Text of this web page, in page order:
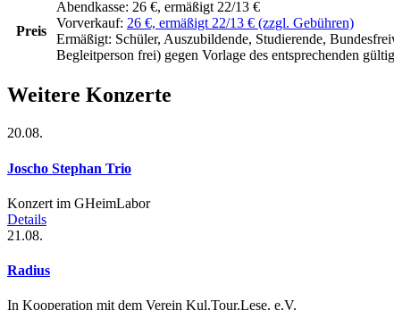
Preis
Abendkasse: 26 €, ermäßigt 22/13 €
Vorverkauf: 26 €, ermäßigt 22/13 € (zzgl. Gebühren)
Ermäßigt: Schüler, Auszubildende, Studierende,
Begleitperson frei) gegen Vorlage des entsprechenden
Weitere Konzerte
20.08.
Joscho Stephan Trio
Konzert im GHeimLabor
Details
21.08.
Radius
In Kooperation mit dem Verein Kul.Tour.Lese. e.V.